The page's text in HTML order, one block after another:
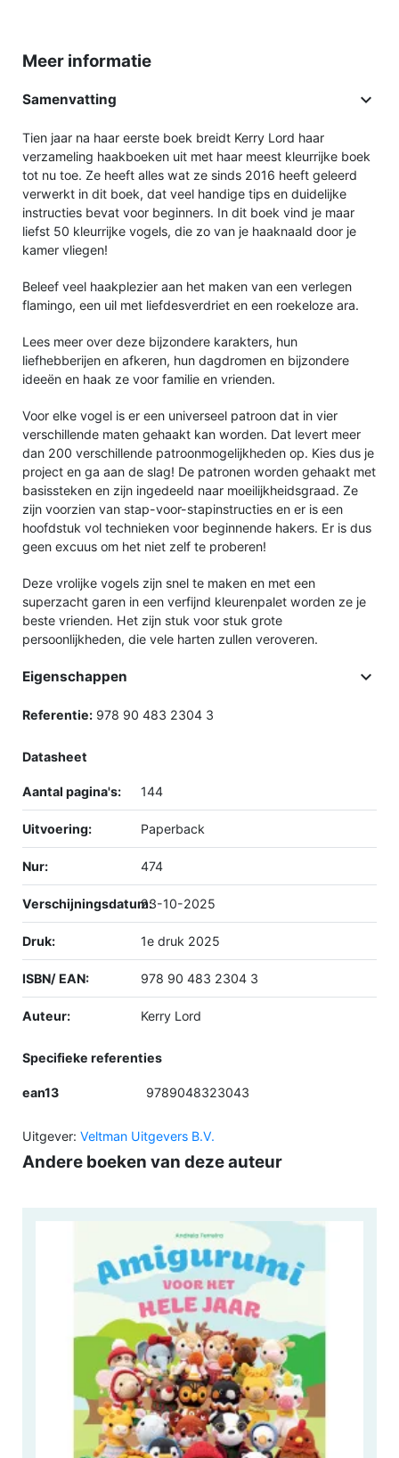
Meer informatie
Samenvatting 
Tien jaar na haar eerste boek breidt Kerry Lord haar
verzameling haakboeken uit met haar meest kleurrijke boek
tot nu toe. Ze heeft alles wat ze sinds 2016 heeft geleerd
verwerkt in dit boek, dat veel handige tips en duidelijke
instructies bevat voor beginners. In dit boek vind je maar
liefst 50 kleurrijke vogels, die zo van je haaknaald door je
kamer vliegen!
Beleef veel haakplezier aan het maken van een verlegen
flamingo, een uil met liefdesverdriet en een roekeloze ara.
Lees meer over deze bijzondere karakters, hun
liefhebberijen en afkeren, hun dagdromen en bijzondere
ideeën en haak ze voor familie en vrienden.
Voor elke vogel is er een universeel patroon dat in vier
verschillende maten gehaakt kan worden. Dat levert meer
dan 200 verschillende patroonmogelijkheden op. Kies dus je
project en ga aan de slag! De patronen worden gehaakt met
basissteken en zijn ingedeeld naar moeilijkheidsgraad. Ze
zijn voorzien van stap-voor-stapinstructies en er is een
hoofdstuk vol technieken voor beginnende hakers. Er is dus
geen excuus om het niet zelf te proberen!
Deze vrolijke vogels zijn snel te maken en met een
superzacht garen in een verfijnd kleurenpalet worden ze je
beste vrienden. Het zijn stuk voor stuk grote
persoonlijkheden, die vele harten zullen veroveren.
Eigenschappen 
Referentie: 978 90 483 2304 3
Datasheet
Aantal pagina's: 144
Uitvoering: Paperback
Nur: 474
Verschijningsdatum:23-10-2025
Druk: 1e druk 2025
ISBN/ EAN: 978 90 483 2304 3
Auteur: Kerry Lord
Specifieke referenties
ean13 9789048323043
Uitgever: Veltman Uitgevers B.V.
Andere boeken van deze auteur